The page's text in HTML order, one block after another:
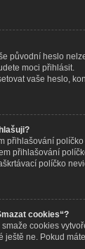
původní heslo
moci přihlásit.
vaše heslo,
přihlašování políčko
přihlašování
políčko
cookies“?
smaže cookies
ještě ne. Pokud